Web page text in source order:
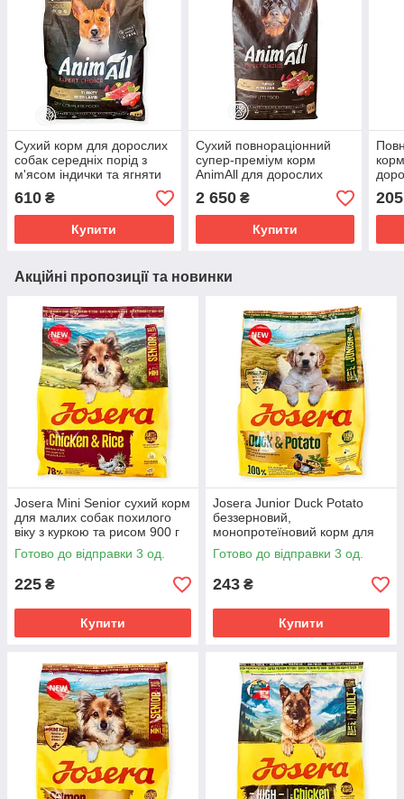
Сухий корм для дорослих
собак середніх порід з
м'ясом індички та ягняти
2,5кг AnimAll Expert Choice
610 ₴
Купити
Сухий повнораціонний
супер‑преміум корм
AnimAll для дорослих
собак великих та
гігантських порід, індичка
та ягня, 12 кг
2 650₴
Купити
та
205
Акційні пропозиції та новинки
Josera Mini Senior сухий корм
для малих собак похилого
віку з куркою та рисом 900 г
безглютеновий з дрібними
крокетами
Готово до відправки 3 од.
225 ₴
Купити
Josera Junior Duck Potato
беззерновий,
монопротеїновий корм для
цуценят з качкою та
картоплею 900 г
монопротеїновий для всіх
порід
Готово до відправки 3 од.
243 ₴
Купити